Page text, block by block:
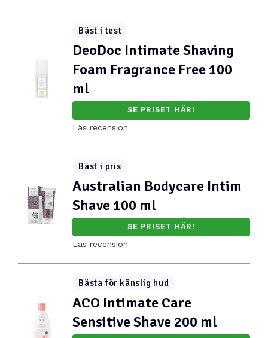
Bäst i test
DeoDoc Intimate Shaving
Foam Fragrance Free 100
ml
SE PRISET HÄR!
Läs recension
Bäst i pris
Australian Bodycare Intim
Shave 100 ml
SE PRISET HÄR!
Läs recension
Bästa för känslig hud
ACO Intimate Care
Sensitive Shave 200 ml